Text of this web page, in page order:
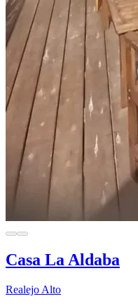
Casa La Aldaba
Realejo Alto